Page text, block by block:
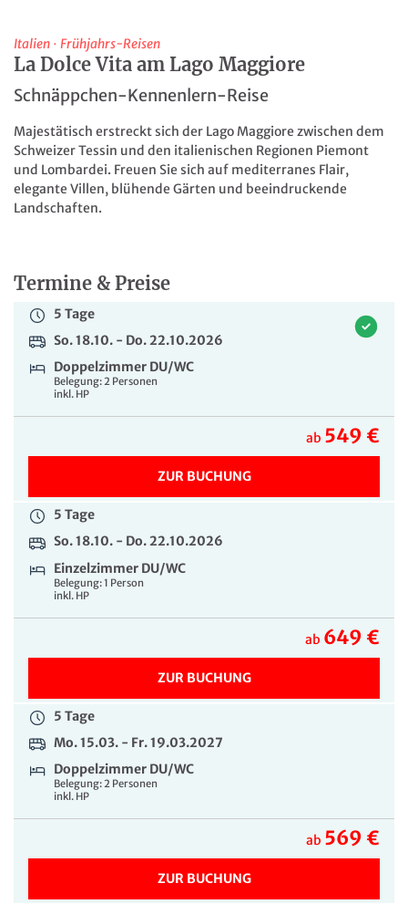
5 Tage
Mo. 15.03. - Fr. 19.03.2027
Einzelzimmer DU/WC
Belegung: 1 Person
ab669 €
Doppelzimmer DU/WC
Belegung: 2 Personen
inkl. HP
Mo. 18.10. - Fr. 22.10.2027
Einzelzimmer DU/WC
Belegung: 1 Person
inkl. HP
Italien · Frühjahrs-Reisen
La Dolce Vita am Lago Maggiore
Schnäppchen-Kennenlern-Reise
Majestätisch erstreckt sich der Lago Maggiore zwischen dem
Schweizer Tessin und den italienischen Regionen Piemont
und Lombardei. Freuen Sie sich auf mediterranes Flair,
elegante Villen, blühende Gärten und beeindruckende
Landschaften.
Termine & Preise
5 Tage
So. 18.10. - Do. 22.10.2026
Doppelzimmer DU/WC
Belegung: 2 Personen
inkl. HP
ab 549 €
ZUR BUCHUNG
5 Tage
So. 18.10. - Do. 22.10.2026
Einzelzimmer DU/WC
Belegung: 1 Person
inkl. HP
ab 649 €
ZUR BUCHUNG
5 Tage
Mo. 15.03. - Fr. 19.03.2027
Doppelzimmer DU/WC
Belegung: 2 Personen
inkl. HP
ab 569 €
ZUR BUCHUNG